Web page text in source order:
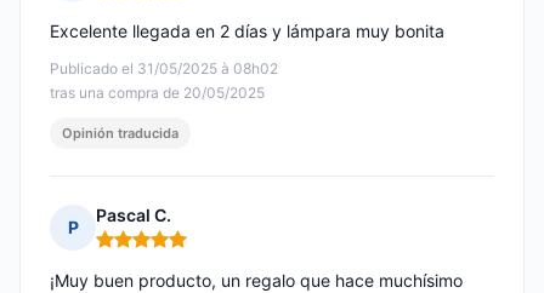
Publicado el 31/05/2025 à 08h02
tras una compra de 20/05/2025
Excelente llegada en 2 días y lámpara muy bonita
Opinión traducida
P
Pascal C.
Nota: 5 de 5
¡Muy buen producto, un regalo que hace muchísimo